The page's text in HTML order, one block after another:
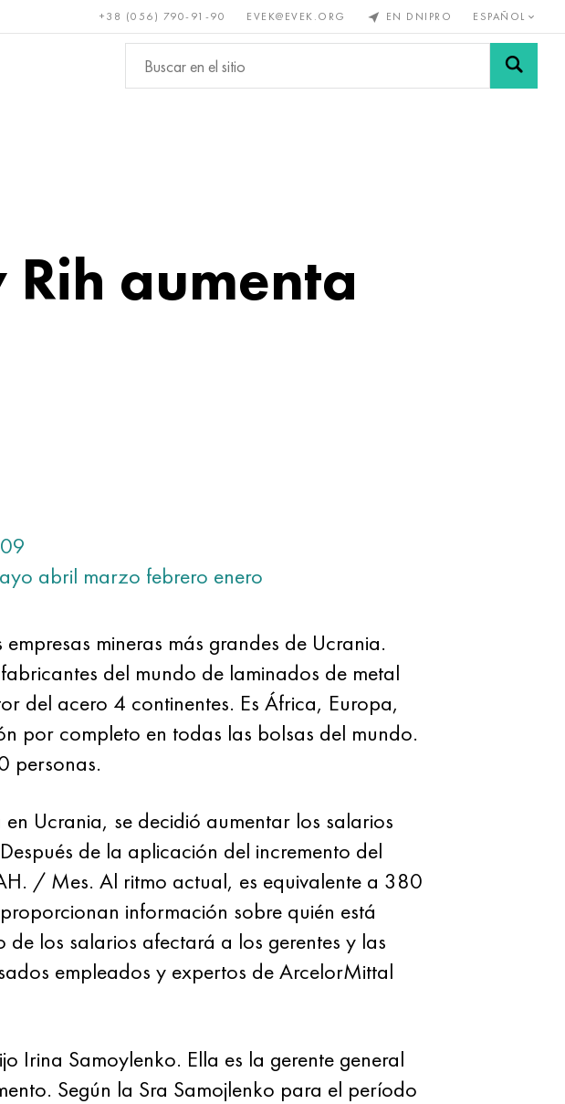
+38 (056) 790-91-90 EVEK@EVEK.ORG EN DNIPRO ESPAÑOL
Metales no
ferrosos
Aleación de Mallas y
aumenta
abril marzo febrero enero
mineras más grandes de Ucrania.
del mundo de laminados de metal
del acero 4 continentes. Es África, Europa,
por completo en todas las bolsas del mundo.
personas.
Ucrania, se decidió aumentar los salarios
de la aplicación del incremento del
/ Mes. Al ritmo actual, es equivalente a 380
información sobre quién está
los salarios afectará a los gerentes y las
​​empleados y expertos de ArcelorMittal
Irina Samoylenko. Ella es la gerente general
Según la Sra Samojlenko para el período